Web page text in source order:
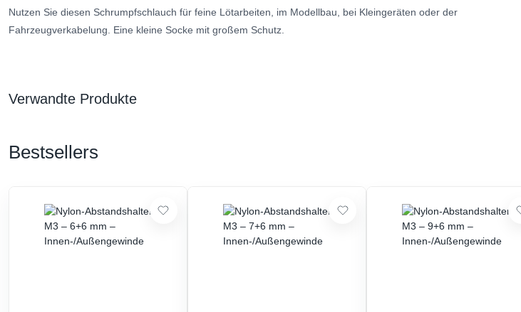
Nutzen Sie diesen Schrumpfschlauch für feine Lötarbeiten, im Modellbau, bei Kleingeräten oder der
Fahrzeugverkabelung. Eine kleine Socke mit großem Schutz.
Verwandte Produkte
Bestsellers